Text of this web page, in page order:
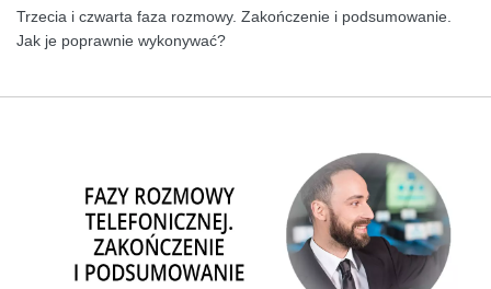
Trzecia i czwarta faza rozmowy. Zakończenie i podsumowanie.
Jak je poprawnie wykonywać?